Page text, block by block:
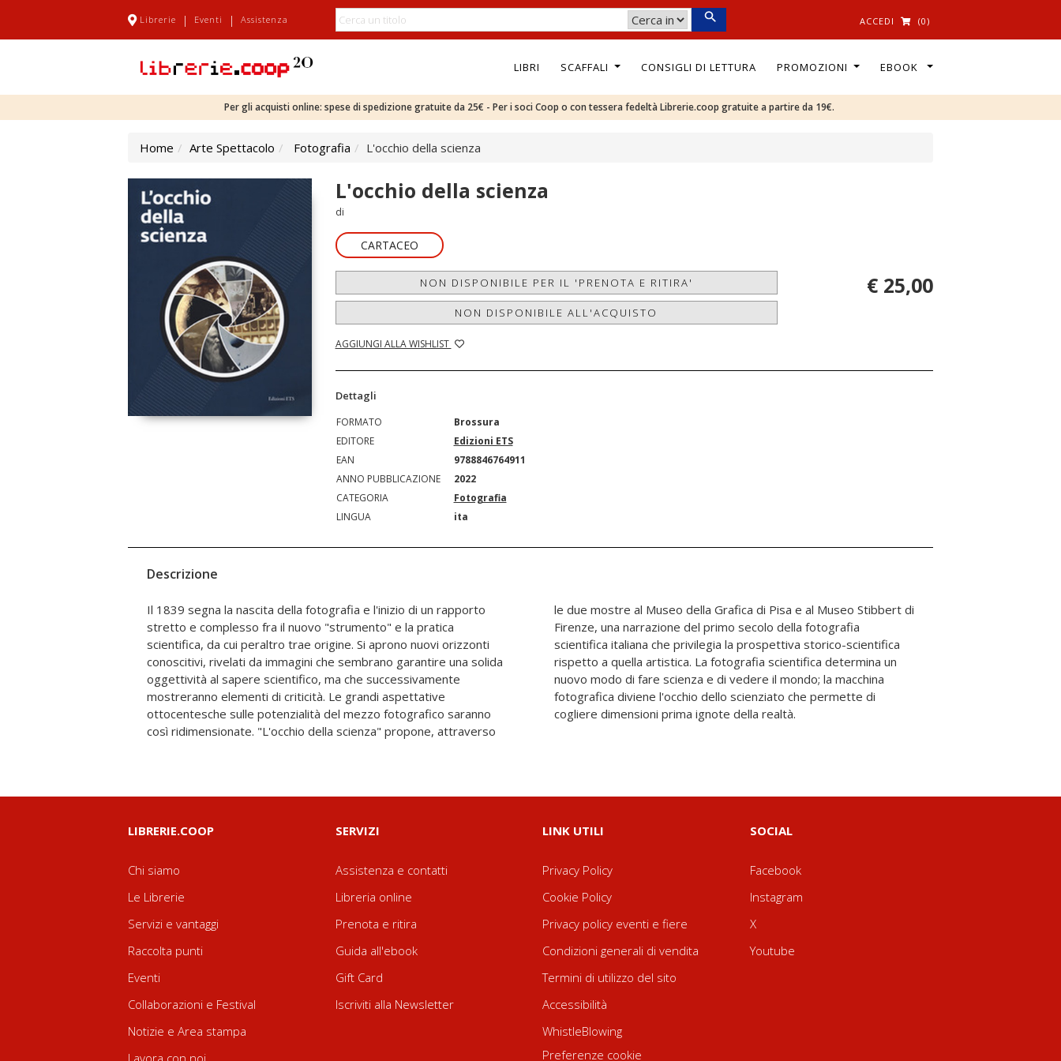
Librerie | Eventi | Assistenza ACCEDI (0)
LIBRI SCAFFALI CONSIGLI DI LETTURA PROMOZIONI EBOOK
Per gli acquisti online: spese di spedizione gratuite da 25€ - Per i soci Coop o con tessera fedeltà Librerie.coop gratuite a partire da 19€.
Home Arte Spettacolo Fotografia L'occhio della scienza
L'occhio della scienza
di
CARTACEO
NON DISPONIBILE PER IL 'PRENOTA E RITIRA'
NON DISPONIBILE ALL'ACQUISTO
AGGIUNGI ALLA WISHLIST
€ 25,00
Dettagli
FORMATO
Brossura
EDITORE
Edizioni ETS
EAN
9788846764911
ANNO PUBBLICAZIONE
2022
CATEGORIA
Fotografia
LINGUA
ita
Descrizione
Il 1839 segna la nascita della fotografia e l'inizio di un rapporto
stretto e complesso fra il nuovo "strumento" e la pratica
scientifica, da cui peraltro trae origine. Si aprono nuovi orizzonti
conoscitivi, rivelati da immagini che sembrano garantire una solida
oggettività al sapere scientifico, ma che successivamente
mostreranno elementi di criticità. Le grandi aspettative
ottocentesche sulle potenzialità del mezzo fotografico saranno
così ridimensionate. "L'occhio della scienza" propone, attraverso
le due mostre al Museo della Grafica di Pisa e al Museo Stibbert di
Firenze, una narrazione del primo secolo della fotografia
scientifica italiana che privilegia la prospettiva storico-scientifica
rispetto a quella artistica. La fotografia scientifica determina un
nuovo modo di fare scienza e di vedere il mondo; la macchina
fotografica diviene l'occhio dello scienziato che permette di
cogliere dimensioni prima ignote della realtà.
LIBRERIE.COOP
Chi siamo
Le Librerie
Servizi e vantaggi
Raccolta punti
Eventi
Collaborazioni e Festival
Notizie e Area stampa
Lavora con noi
SERVIZI
Assistenza e contatti
Libreria online
Prenota e ritira
Guida all'ebook
Gift Card
Iscriviti alla Newsletter
LINK UTILI
Privacy Policy
Cookie Policy
Privacy policy eventi e fiere
Condizioni generali di vendita
Termini di utilizzo del sito
Accessibilità
WhistleBlowing
Preferenze cookie
SOCIAL
Facebook
Instagram
X
Youtube